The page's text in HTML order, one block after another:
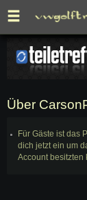
Über
Für Gäste ist das
dich jetzt ein um
Account besitzten